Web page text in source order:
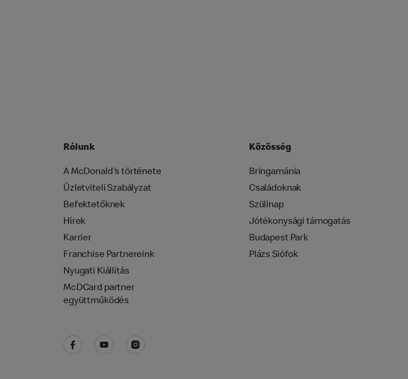
Rólunk
A McDonald's története
Üzletviteli Szabályzat
Befektetőknek
Hírek
Karrier
Franchise Partnereink
Nyugati Kiállítás
McDCard partner
együttműködés
Közösség
Bringamánia
Családoknak
Szülinap
Jótékonysági támogatás
Budapest Park
Plázs Siófok